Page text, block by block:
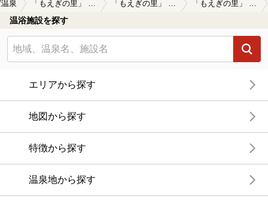
泉
温浴施設を探す
エリアから探す
地図から探す
特徴から探す
温泉地から探す